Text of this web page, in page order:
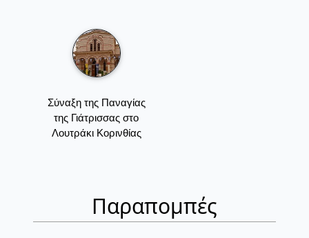
Σύναξη της Παναγίας
της Γιάτρισσας στο
Λουτράκι Κορινθίας
Παραπομπές